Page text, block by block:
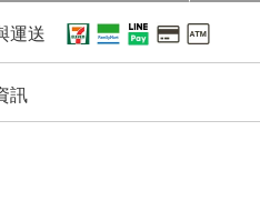
運送
訊